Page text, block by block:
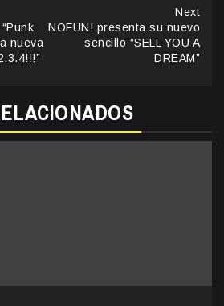
nueva
Next
NOFUN! presenta su nuevo
sencillo “SELL YOU A
DREAM”